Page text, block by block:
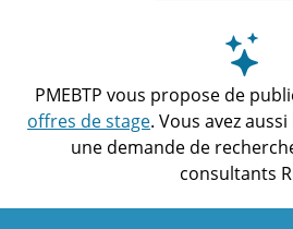
PMEBTP vous propose de
offres de stage. Vous avez
une demandede
consultants